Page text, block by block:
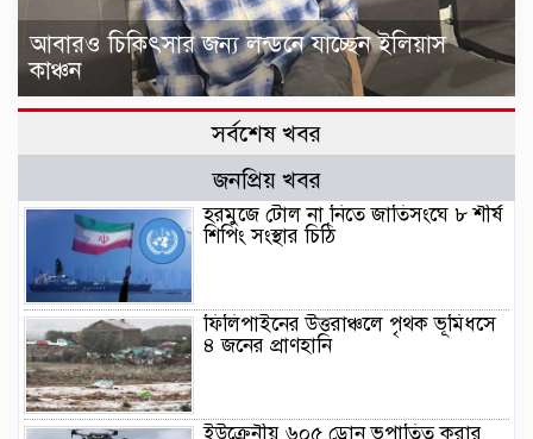
আবারও চিকিৎসার জন্য লন্ডনে যাচ্ছেন ইলিয়াস
কাঞ্চন
সর্বশেষ খবর
জনপ্রিয় খবর
হরমুজে টোল না নিতে জাতিসংঘে ৮ শীর্ষ
শিপিং সংস্থার চিঠি
ফিলিপাইনের উত্তরাঞ্চলে পৃথক ভূমিধসে
৪ জনের প্রাণহানি
ইউক্রেনীয় ৬০৫ ড্রোন ভূপাতিত করার